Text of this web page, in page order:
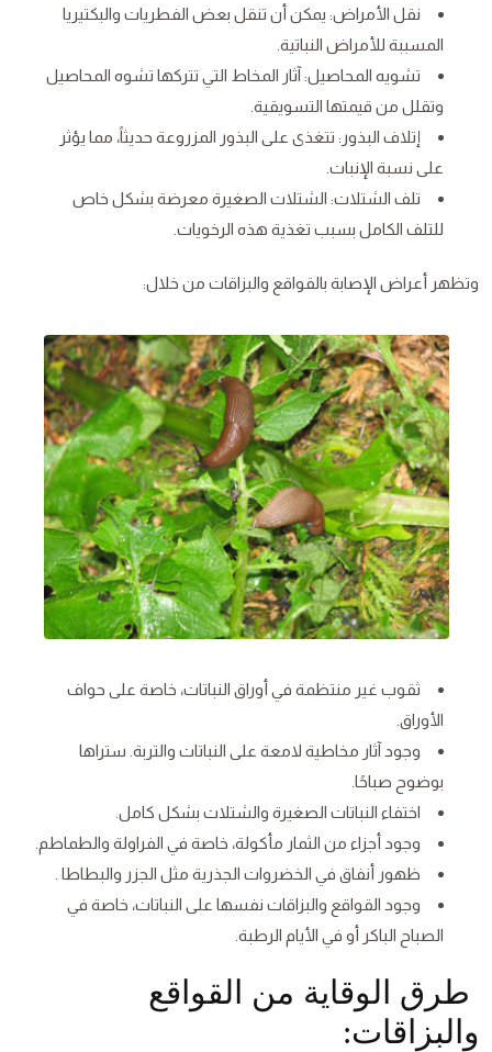
نقل الأمراض: يمكن أن تنقل بعض الفطريات والبكتيريا
المسببة للأمراض النباتية.
تشويه المحاصيل: آثار المخاط التي تتركها تشوه المحاصيل
وتقلل من قيمتها التسويقية.
إتلاف البذور: تتغذى على البذور المزروعة حديثاً، مما يؤثر
على نسبة الإنبات.
تلف الشتلات: الشتلات الصغيرة معرضة بشكل خاص
للتلف الكامل بسبب تغذية هذه الرخويات.
وتظهر أعراض الإصابة بالقواقع والبزاقات من خلال:
ثقوب غير منتظمة في أوراق النباتات، خاصة على حواف
الأوراق.
وجود آثار مخاطية لامعة على النباتات والتربة. ستراها
بوضوح صباحًا.
اختفاء النباتات الصغيرة والشتلات بشكل كامل.
وجود أجزاء من الثمار مأكولة، خاصة في الفراولة والطماطم.
ظهور أنفاق في الخضروات الجذرية مثل الجزر والبطاطا .
وجود القواقع والبزاقات نفسها على النباتات، خاصة في
الصباح الباكر أو في الأيام الرطبة.
طرق الوقاية من القواقع
والبزاقات: